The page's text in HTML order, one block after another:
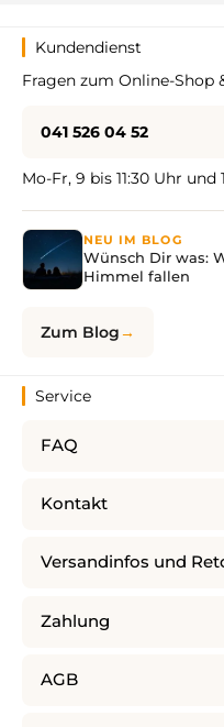
Kundendienst
Fragen zum Online-Shop
041 526 04 52
Mo-Fr, 9 bis 11:30 Uhr und
NEU IM BLOG
Wünsch Dir was:
Himmel fallen
Zum Blog
Service
FAQ
Kontakt
Versandinfos und
Zahlung
AGB